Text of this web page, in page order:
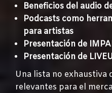
Beneficios del audio
Podcasts como
para artistas
Presentación de
Presentación de
Una lista no exhaustiva
relevantes para el